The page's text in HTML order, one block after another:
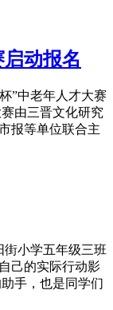
动报名
”中老年人才大赛
由三晋文化研究
报等单位联合主
街小学五年级三班
己的实际行动影
手，也是同学们